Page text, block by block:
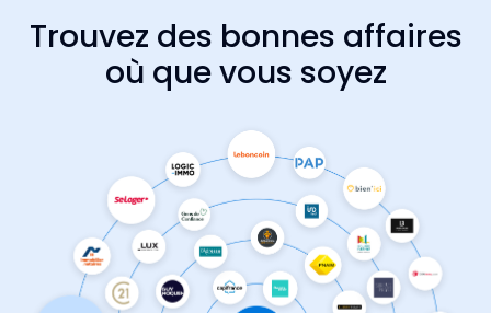
Trouvez des bonnes affaires
où que vous soyez